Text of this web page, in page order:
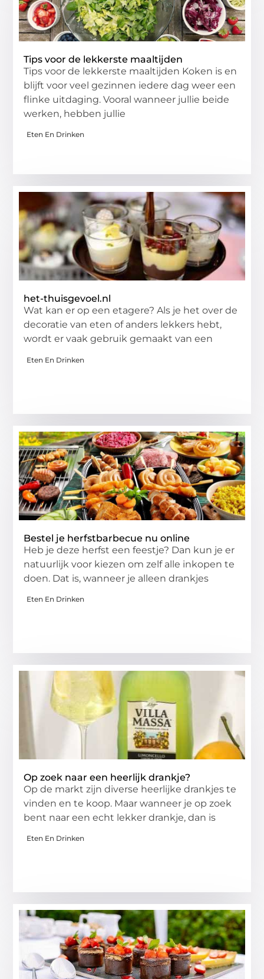
Tips voor de lekkerste maaltijden
Tips voor de lekkerste maaltijden Koken is en
blijft voor veel gezinnen iedere dag weer een
flinke uitdaging. Vooral wanneer jullie beide
werken, hebben jullie
Eten En Drinken
het-thuisgevoel.nl
Wat kan er op een etagere? Als je het over de
decoratie van eten of anders lekkers hebt,
wordt er vaak gebruik gemaakt van een
Eten En Drinken
Bestel je herfstbarbecue nu online
Heb je deze herfst een feestje? Dan kun je er
natuurlijk voor kiezen om zelf alle inkopen te
doen. Dat is, wanneer je alleen drankjes
Eten En Drinken
Op zoek naar een heerlijk drankje?
Op de markt zijn diverse heerlijke drankjes te
vinden en te koop. Maar wanneer je op zoek
bent naar een echt lekker drankje, dan is
Eten En Drinken